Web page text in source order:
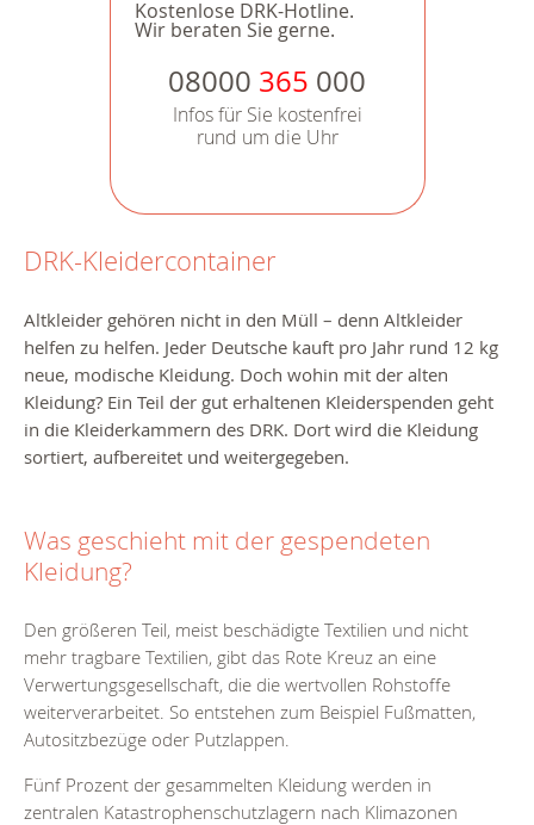
Kostenlose DRK-Hotline.
Wir beraten Sie gerne.
08000 365 000
Infos für Sie kostenfrei
rund um die Uhr
DRK-Kleidercontainer
Altkleider gehören nicht in den Müll – denn Altkleider
helfen zu helfen. Jeder Deutsche kauft pro Jahr rund 12 kg
neue, modische Kleidung. Doch wohin mit der alten
Kleidung? Ein Teil der gut erhaltenen Kleiderspenden geht
in die Kleiderkammern des DRK. Dort wird die Kleidung
sortiert, aufbereitet und weitergegeben.
Was geschieht mit der gespendeten
Kleidung?
Den größeren Teil, meist beschädigte Textilien und nicht
mehr tragbare Textilien, gibt das Rote Kreuz an eine
Verwertungsgesellschaft, die die wertvollen Rohstoffe
weiterverarbeitet. So entstehen zum Beispiel Fußmatten,
Autositzbezüge oder Putzlappen.
Fünf Prozent der gesammelten Kleidung werden in
zentralen Katastrophenschutzlagern nach Klimazonen